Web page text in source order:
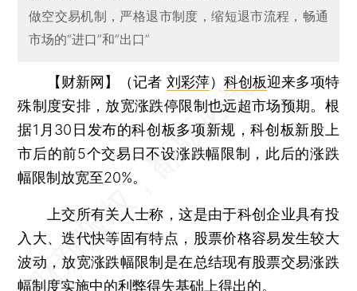
做空交易机制，严格退市制度，缩短退市流程，畅通
市场的“进口”和“出口”
【财新网】（记者 刘彩萍） 科创板迎来多项特
殊制度安排，放宽涨跌停限制也远超市场预期。根
据1月30日发布的科创板多项新规，科创板新股上
市后的前5个交易日不设涨跌幅限制，此后的涨跌
幅限制放宽至20%。
上交所有关人士称，这是由于科创企业具有投
入大、迭代快等固有特点，股票价格容易发生较大
波动，放宽涨跌幅限制是在总结现有股票交易涨跌
幅制度实施中的利弊得失基础上得出的。